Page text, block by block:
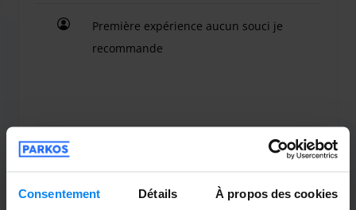
Consentement Détails À propos des cookies
Première expérience aucun souci je
recommande